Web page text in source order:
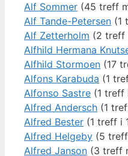
Alf Sommer (45 treff
Alf Tande-Petersen (1
Alf Zetterholm (2 treff
Alfhild Hermana
Alfhild Stormoen (17
Alfons Karabuda (1
Alfonso Sastre (1 treff
Alfred Andersch (1
Alfred Bester (1 treff i
Alfred Helgeby (5
Alfred Janson (3 treff